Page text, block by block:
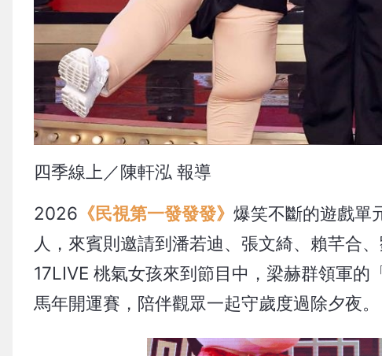
四季線上／陳軒泓 報導
2026 《民視第一發發發》爆笑不斷的遊戲單
人，來賓則邀請到潘若迪、張文綺、賴芊合
17LIVE 桃氣女孩來到節目中，梁赫群領軍
馬年開運賽，陪伴觀眾一起守歲度過除夕夜。